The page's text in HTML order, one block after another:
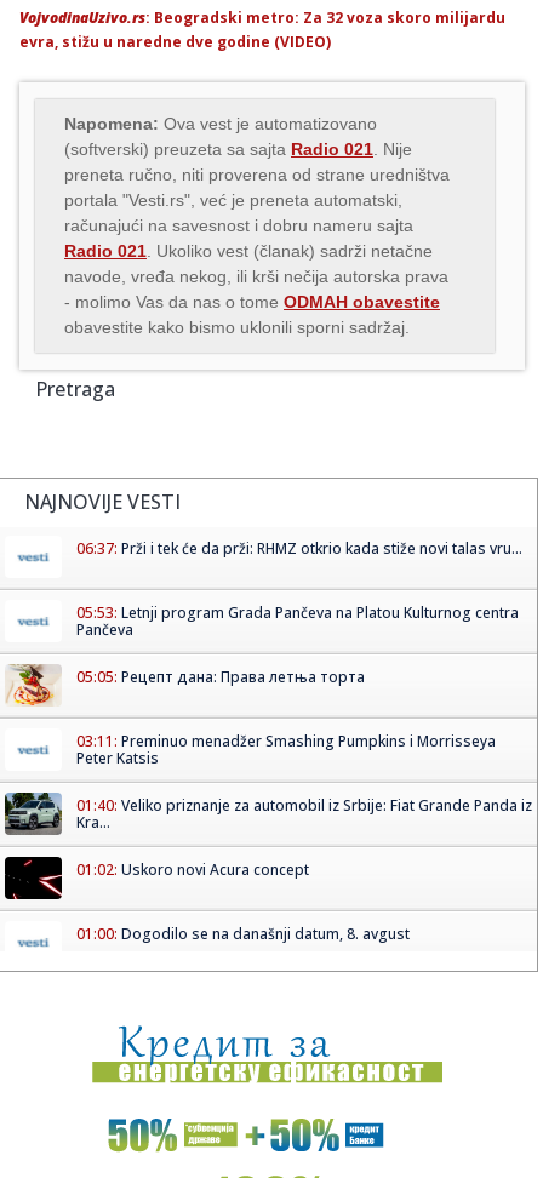
VojvodinaUzivo.rs: Beogradski metro: Za 32 voza skoro milijardu
evra, stižu u naredne dve godine (VIDEO)
Napomena: Ova vest je automatizovano
(softverski) preuzeta sa sajta Radio 021 . Nije
preneta ručno, niti proverena od strane uredništva
portala "Vesti.rs", već je preneta automatski,
računajući na savesnost i dobru nameru sajta
Radio 021 . Ukoliko vest (članak) sadrži netačne
navode, vređa nekog, ili krši nečija autorska prava
- molimo Vas da nas o tome ODMAH obavestite
obavestite kako bismo uklonili sporni sadržaj.
Pretraga
NAJNOVIJE VESTI
06:37: Prži i tek će da prži: RHMZ otkrio kada stiže novi talas vru...
05:53: Letnji program Grada Pančeva na Platou Kulturnog centra
Pančeva
05:05: Рецепт дана: Права летња торта
03:11: Preminuo menadžer Smashing Pumpkins i Morrisseya
Peter Katsis
01:40: Veliko priznanje za automobil iz Srbije: Fiat Grande Panda iz
Kra...
01:02: Uskoro novi Acura concept
01:00: Dogodilo se na današnji datum, 8. avgust
00:16:Singapur ima plan za borbu protiv paklenih vrućina: Ovako
hoće ...
00:03:Na današnji dan, 8. avgust